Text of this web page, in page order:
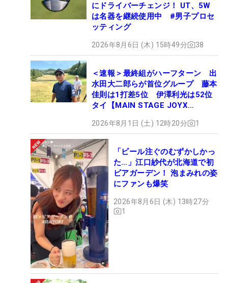
にドライバーチェンジ！ UT、5W
は名器を継続使用中 #男子プロセ
ッティング
2026年8月6日 (木) 15時49分 38
＜速報＞最終組がハーフターン 出
水田大二郎らが首位グループ 藤本
佳則は1打差5位 伊澤利光は52位
タイ【MAIN STAGE JOYX
2026年8月1日 (土) 12時20分 1
「ビール注ぐのむずかしかっ
た…」江口紗代が北海道で初
ビアガーデン！ 泡まみれの姿
にファンも爆笑
2026年8月6日 (木) 13時27分
1